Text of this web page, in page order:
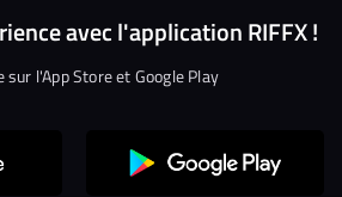
avec l'application RIFFX !
sur l'App Store et Google Play